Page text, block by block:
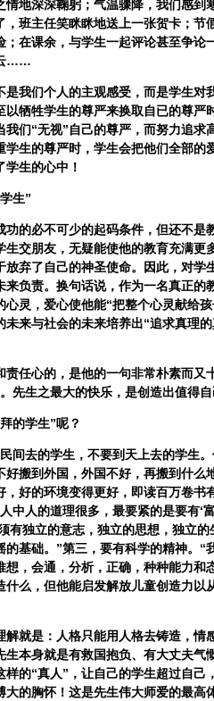
地深深鞠躬；气温骤降，我们感到
班主任笑眯眯地送上一张贺卡；节
在课余，与学生一起评论甚至争论
云……
们个人的主观感受，而是学生对我
牺牲学生的尊严来换取自已的尊严
们“无视”自己的尊严，而努力追求
生的尊严时，学生会把他们全部的
生的心中！
生”
必不可少的起码条件，但还不是教
交朋友，无疑能使他的教育充满更
弃了自己的神圣使命。因此，对学
负责。换句话说，作为一名真正的
灵，爱心使他能“把整个心灵献给孩
来与社会的未来培养出“追求真理
任心的，是他的一句非常朴素而又
先生之最大的快乐，是创造出值得
的学生”呢？
去的学生，不要到天上去的学生。
搬到外国，外国不好，再搬到什么
好的环境变得更好，即读百万卷书
中人的道理很多，最要紧的是要有‘
有独立的意志，独立的思想，独立
基础。”第三，要有科学的精神。“
，会通，分析，正确，种种能力和
么，但他能启发解放儿童创造力以
就是：人格只能用人格去铸造，情
本身就是有救国抱负、有大丈夫气
的“真人”，让自己的学生超过自己
的胸怀！这是先生伟大师爱的最高